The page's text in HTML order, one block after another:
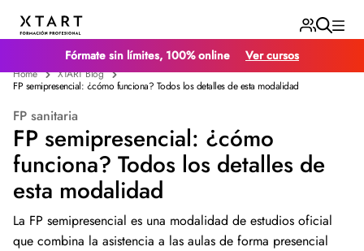
Home
XTART Blog
FP semipresencial: ¿cómo funciona? Todos los detalles de esta modalidad
FP sanitaria
FP semipresencial: ¿cómo
funciona? Todos los detalles de
esta modalidad
La FP semipresencial es una modalidad de estudios oficial
que combina la asistencia a las aulas de forma presencial
Fórmate sin límites, 100% online Ver cursos